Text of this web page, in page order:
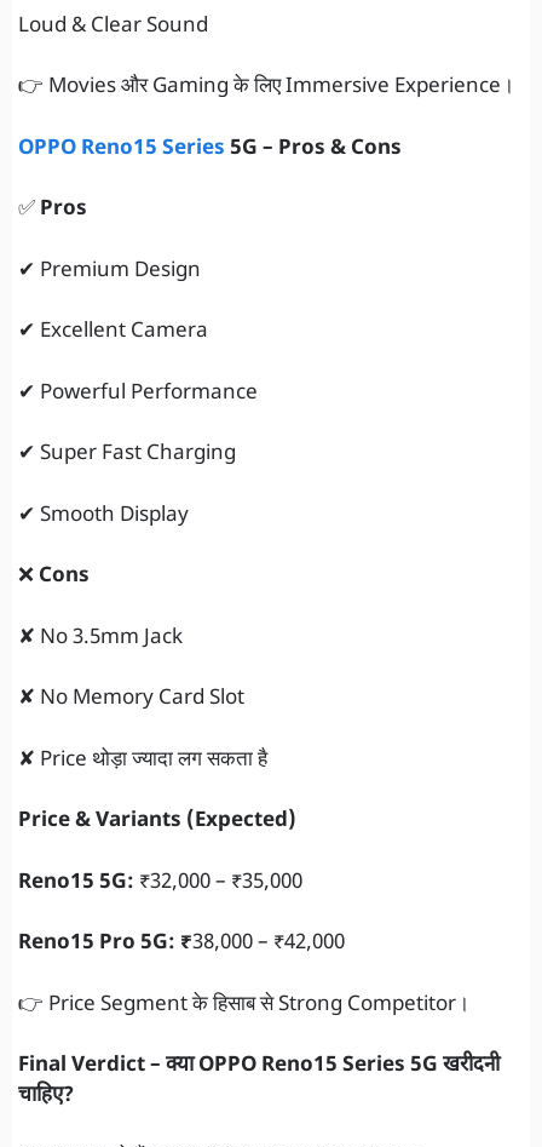
Loud & Clear Sound
👉 Movies और Gaming के लिए Immersive Experience।
OPPO Reno15 Series 5G – Pros & Cons
✅ Pros
✔ Premium Design
✔ Excellent Camera
✔ Powerful Performance
✔ Super Fast Charging
✔ Smooth Display
❌ Cons
✘ No 3.5mm Jack
✘ No Memory Card Slot
✘ Price थोड़ा ज्यादा लग सकता है
Price & Variants (Expected)
Reno15 5G: ₹32,000 – ₹35,000
Reno15 Pro 5G: ₹38,000 – ₹42,000
👉 Price Segment के हिसाब से Strong Competitor।
Final Verdict – क्या OPPO Reno15 Series 5G खरीदनी
चाहिए?